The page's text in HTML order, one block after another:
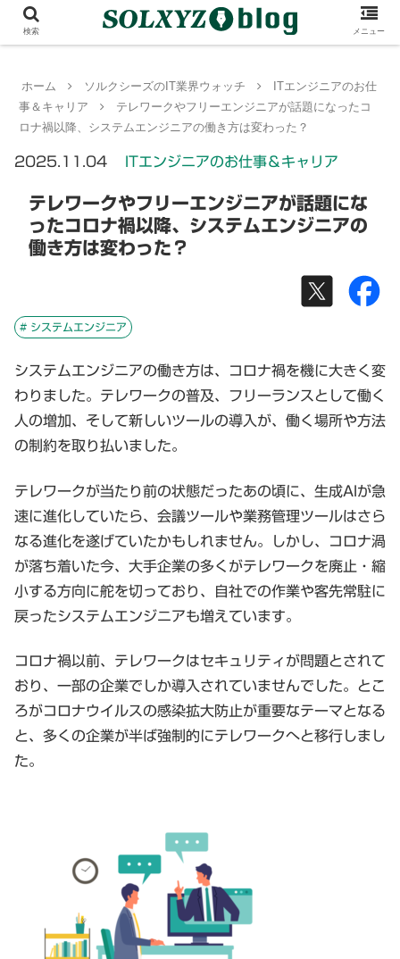
ホーム ソルクシーズのIT業界ウォッチ
ITエンジニアのお仕
事＆キャリア
テレワークやフリーエンジニアが話題になったコ
ロナ禍以降、システムエンジニアの働き方は変わった？
2025.11.04 ITエンジニアのお仕事＆キャリア
テレワークやフリーエンジニアが話題にな
ったコロナ禍以降、システムエンジニアの
働き方は変わった？
# システムエンジニア
システムエンジニアの働き方は、コロナ禍を機に大きく変
わりました。テレワークの普及、フリーランスとして働く
人の増加、そして新しいツールの導入が、働く場所や方法
の制約を取り払いました。
テレワークが当たり前の状態だったあの頃に、生成AIが急
速に進化していたら、会議ツールや業務管理ツールはさら
なる進化を遂げていたかもしれません。しかし、コロナ渦
が落ち着いた今、大手企業の多くがテレワークを廃止・縮
小する方向に舵を切っており、自社での作業や客先常駐に
戻ったシステムエンジニアも増えています。
コロナ禍以前、テレワークはセキュリティが問題とされて
おり、一部の企業でしか導入されていませんでした。とこ
ろがコロナウイルスの感染拡大防止が重要なテーマとなる
と、多くの企業が半ば強制的にテレワークへと移行しまし
た。
検索 メニュー